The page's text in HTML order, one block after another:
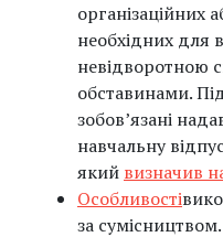
організаційних
необхідних для
невідворотною
обставинами.
зобов’язані
навчальну
який визначив
Особливості
за сумісництвом.